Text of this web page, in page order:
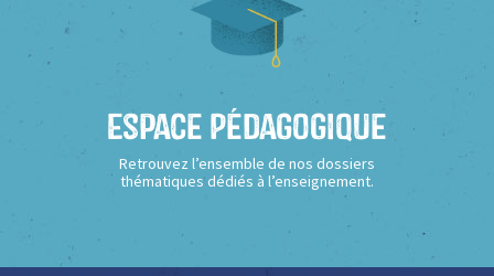
Espace Pédagogique
Retrouvez l’ensemble de nos dossiers
thématiques dédiés à l’enseignement.